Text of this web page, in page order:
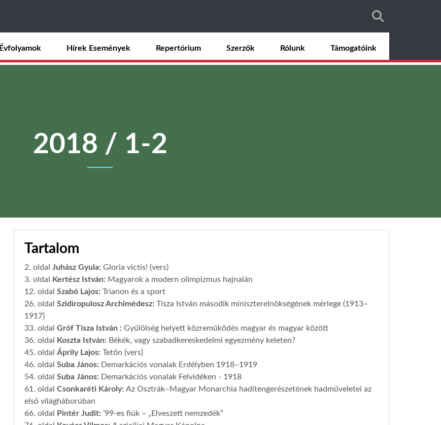
tartalomra
Évfolyamok Hírek Események Repertórium Szerzők Rólunk Támogatóink
2018 / 1-2
Tartalom
2. oldal Juhász Gyula: Gloria victis! (vers)
3. oldal
Kertész István: Magyarok a modern olimpizmus hajnalán
12. oldal Szabó Lajos: Trianon és a sport
26. oldal Szidiropulosz Archimédesz: Tisza István második miniszterelnökségének mérlege (1913–
1917)
33. oldal Gróf Tisza István : Gyűlölség helyett közreműködés magyar és magyar között
36. oldal
Koszta István: Békék, vagy szabadkereskedelmi egyezmény keleten?
45. oldal Áprily Lajos: Tetőn (vers)
46. oldal Suba János: Demarkációs vonalak Erdélyben 1918–1919
54. oldal Suba János: Demarkációs vonalak Felvidéken - 1918
61. oldal Csonkaréti Károly: Az Osztrák–Magyar Monarchia haditengerészetének hadműveletei az
első világháborúban
66. oldal
Pintér Judit: ’99-es fiúk – „Elveszett nemzedék”